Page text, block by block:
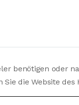
benötigen oder
die Website des